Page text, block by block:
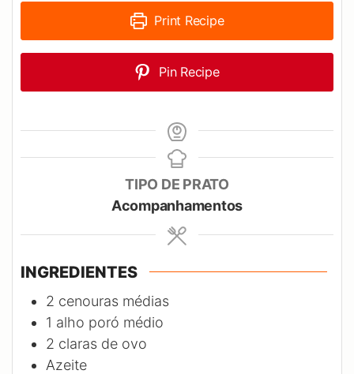
Print Recipe
Pin Recipe
TIPO DE PRATO
Acompanhamentos
INGREDIENTES
2 cenouras médias
1 alho poró médio
2 claras de ovo
Azeite